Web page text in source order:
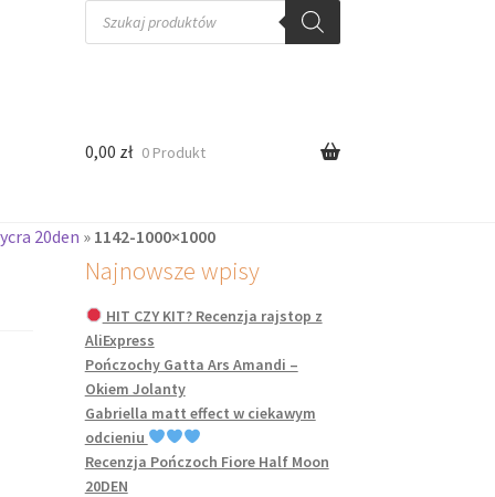
Wyszukiwarka
produktów
0,00 zł 0 Produkt
20den » 1142-1000×1000
Najnowsze wpisy
HIT CZY KIT? Recenzja rajstop z
AliExpress
Pończochy Gatta Ars Amandi –
Okiem Jolanty
Gabriella matt effect w ciekawym
odcieniu
Recenzja Pończoch Fiore Half Moon
20DEN